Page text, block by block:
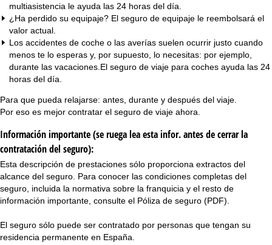
multiasistencia le ayuda las 24 horas del día.
¿Ha perdido su equipaje? El seguro de equipaje le reembolsará el
valor actual.
Los accidentes de coche o las averías suelen ocurrir justo cuando
menos te lo esperas y, por supuesto, lo necesitas: por ejemplo,
durante las vacaciones.El seguro de viaje para coches ayuda las 24
horas del día.
Para que pueda relajarse: antes, durante y después del viaje.
Por eso es mejor contratar el seguro de viaje ahora.
Información importante (se ruega lea esta infor. antes de cerrar la
contratación del seguro):
Esta descripción de prestaciones sólo proporciona extractos del
alcance del seguro. Para conocer las condiciones completas del
seguro, incluida la normativa sobre la franquicia y el resto de
información importante, consulte el Póliza de seguro (PDF)
El seguro sólo puede ser contratado por personas que tengan su
residencia permanente en España.